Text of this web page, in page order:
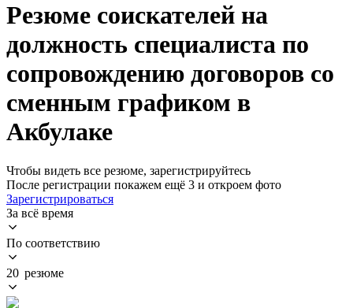
Резюме соискателей на
должность специалиста по
сопровождению договоров со
сменным графиком в
Акбулаке
Чтобы видеть все резюме, зарегистрируйтесь
После регистрации покажем ещё 3 и откроем фото
Зарегистрироваться
За всё время
По соответствию
20 резюме